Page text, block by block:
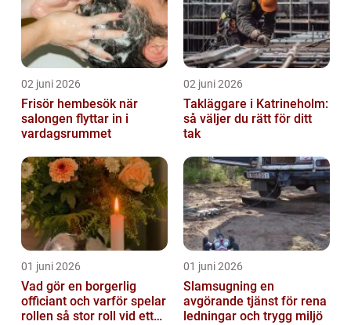
02 juni 2026
Frisör hembesök när
salongen flyttar in i
vardagsrummet
02 juni 2026
Takläggare i Katrineholm:
så väljer du rätt för ditt
tak
01 juni 2026
Vad gör en borgerlig
officiant och varför spelar
rollen så stor roll vid ett
01 juni 2026
Slamsugning en
avgörande tjänst för rena
ledningar och trygg miljö